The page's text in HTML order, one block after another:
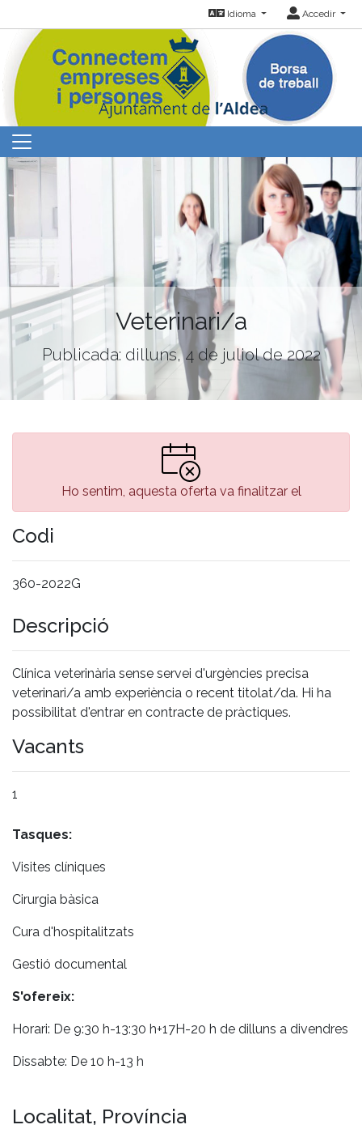
Idioma Accedir
Veterinari/a
Publicada: dilluns, 4 de juliol de 2022
Ho sentim, aquesta oferta va finalitzar el
Codi
360-2022G
Descripció
Clínica veterinària sense servei d'urgències precisa
veterinari/a amb experiència o recent titolat/da. Hi ha
possibilitat d'entrar en contracte de pràctiques.
Vacants
1
Tasques:
Visites clíniques
Cirurgia bàsica
Cura d'hospitalitzats
Gestió documental
S'ofereix:
Horari: De 9:30 h-13:30 h+17H-20 h de dilluns a divendres
Dissabte: De 10 h-13 h
Localitat, Província